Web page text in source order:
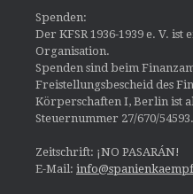
Spenden:
Der KFSR 1936-1939 e. V.
Organisation.
Spenden sind beim
Freistellungsbescheid des
Körperschaften I, Berlin ist
Steuernummer 27/670/54593.
Zeitschrift: ¡NO PASARÁN!
E-Mail: